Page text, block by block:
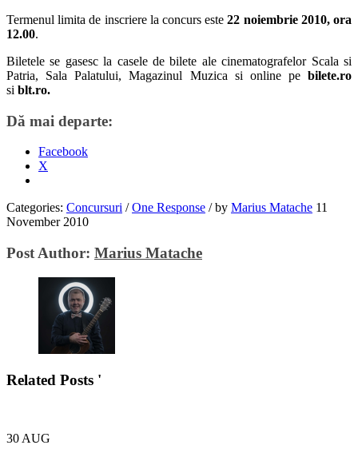
Termenul limita de inscriere la concurs este22 noiembrie 2010, ora
12.00.
Biletele se gasesc la casele de bilete ale cinematografelor Scala si
Patria, Sala Palatului, Magazinul Muzica si online pe bilete.ro
si blt.ro.
Dă mai departe:
Facebook
X
Categories: Concursuri / One Response /by Marius Matache 11
November 2010
Post Author: Marius Matache
Related Posts '
30 AUG